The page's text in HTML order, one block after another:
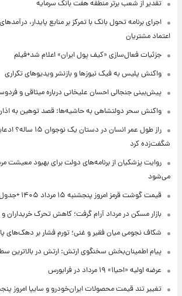
تقدیر از شعب برتر منطقه هفت بانک سرمایه
اجرای برنامه تحول بانک با تمرکز بر منابع پایدار،
اعتماد مشتریان
جزئیات فعال‌سازی «کیف پول ایران» اعلام شد+فیلم
واکنش پلیس به فیک نیوزها و بازنشر ویدیوهای تکراری
پیش‌بینی جنجالی احسان علیخانی درباره میثاقی و
واکنش سحر دولتشاهی به حاشیه‌ها: قصد توهین به
راز طول عمر انسان در دستان
شگفت‌زده کرد
روایت پزشکیان از برنامه‌های دولت برای بهبود معیشت
می‌شود
قیمت گوشت قرمز امروز پنجشنبه ۱۵ مرداد ۱۴۰۵ +جدول
بازار مسکن در مرداد آرام گرفت؛ کاهش تحرک خریداران
شکاف نجومی میان فقیر و غنی؛ تورم فشار بر دهک‌های
پیام اطمینان‌بخش سخنگوی ارتش: ارتش در بالاترین
عرضه اولیه «احیا۱» ۱۹ مرداد در فرابورس